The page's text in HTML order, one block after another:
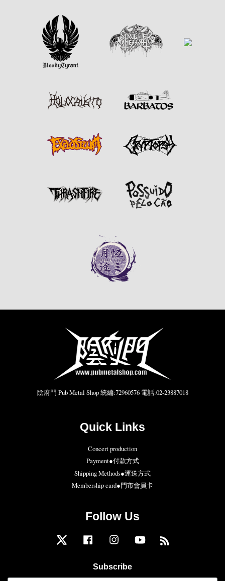
陰府門 Pub Metal Shop 統編:72960576 電話:02-23887018
Quick Links
Concert production
Payment●付款方式
Shipping Methods●運送方式
Membership card●門市會員卡
Follow Us
Twitter Facebook Instagram YouTube
Subscribe